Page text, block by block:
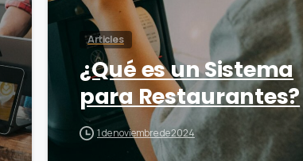
Articles
¿Qué es un Sistema
para Restaurantes?
1 de noviembre de 2024